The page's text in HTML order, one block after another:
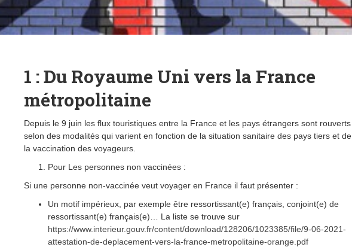
1 : Du Royaume Uni vers la France
métropolitaine
Depuis le 9 juin les flux touristiques entre la France et les pays étrangers sont rouverts
selon des modalités qui varient en fonction de la situation sanitaire des pays tiers et de
la vaccination des voyageurs.
Pour Les personnes non vaccinées :
Si une personne non-vaccinée veut voyager en France il faut présenter :
Un motif impérieux, par exemple être ressortissant(e) français, conjoint(e) de
ressortissant(e) français(e)… La liste se trouve sur
https://www.interieur.gouv.fr/content/download/128206/1023385/file/9-06-2021-
attestation-de-deplacement-vers-la-france-metropolitaine-orange.pdf